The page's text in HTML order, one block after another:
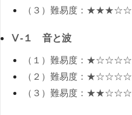
（３）難易度：★★★☆☆
Ⅴ-１ 音と波
（１）難易度：★☆☆☆☆
（２）難易度：★☆☆☆☆
（３）難易度：★★☆☆☆